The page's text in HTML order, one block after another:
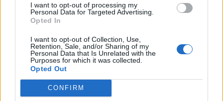
I want to opt-out of processing my
Personal Data for Targeted Advertising.
Opted In
I want to opt-out of Collection, Use,
Retention, Sale, and/or Sharing of my
Personal Data that Is Unrelated with the
Purposes for which it was collected.
Opted Out
CONFIRM